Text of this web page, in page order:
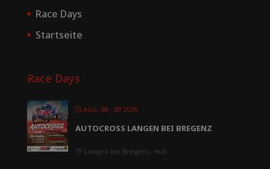
Race Days
Startseite
Race Days
AUG. 08 - 09 2026
AUTOCROSS LANGEN BEI BREGENZ
Langen bei Bregenz, Hub